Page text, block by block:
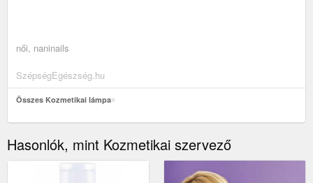
női, naninails
SzépségEgészség.hu
Összes Kozmetikai lámpa
Hasonlók, mint Kozmetikai szervező